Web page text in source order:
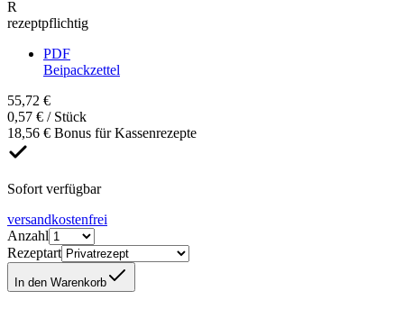
R
rezeptpflichtig
PDF
Beipackzettel
55,72 €
0,57 € / Stück
18,56 € Bonus für Kassenrezepte
Sofort verfügbar
versandkostenfrei
Anzahl
Rezeptart
In den Warenkorb